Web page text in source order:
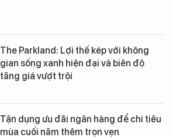
The Parkland: Lợi thế kép với không
gian sống xanh hiện đại và biên độ
tăng giá vượt trội
Tận dụng ưu đãi ngân hàng để chi tiêu
mùa cuối năm thêm trọn vẹn